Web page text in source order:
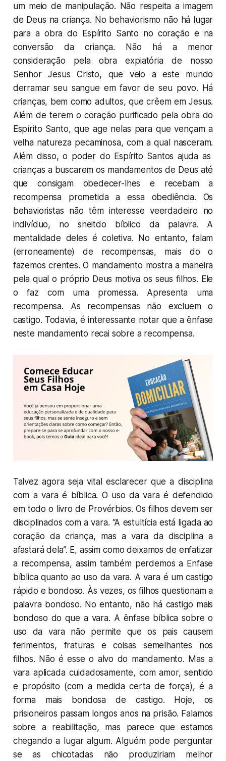
um meio de manipulação. Não respeita a imagem
de Deus na criança. No behaviorismo não há lugar
para a obra do Espírito Santo no coração e na
conversão da criança. Não há a menor
consideração pela obra expiatória de nosso
Senhor Jesus Cristo, que veio a este mundo
derramar seu sangue em favor de seu povo. Há
crianças, bem como adultos, que crêem em Jesus.
Além de terem o coração purificado pela obra do
Espírito Santo, que age nelas para que vençam a
velha natureza pecaminosa, com a qual nasceram.
Além disso, o poder do Espírito Santos ajuda as
crianças a buscarem os mandamentos de Deus até
que consigam obedecer-lhes e recebam a
recompensa prometida a essa obediência. Os
behavioristas não têm interesse veerdadeiro no
indivíduo, no sneitdo bíblico da palavra. A
mentalidade deles é coletiva. No entanto, falam
(erroneamente) de recompensas, mais do o
fazemos crentes. O mandamento mostra a maneira
pela qual o próprio Deus motiva os seus filhos. Ele
o faz com uma promessa. Apresenta uma
recompensa. As recompensas não excluem o
castigo. Todavia, é interessante notar que a ênfase
neste mandamento recai sobre a recompensa.
Talvez agora seja vital esclarecer que a disciplina
com a vara é bíblica. O uso da vara é defendido
em todo o livro de Provérbios. Os filhos devem ser
disciplinados com a vara. “A estultícia está ligada ao
coração da criança, mas a vara da disciplina a
afastará dela”. E, assim como deixamos de enfatizar
a recompensa, assim também perdemos a Enfase
bíblica quanto ao uso da vara. A vara é um castigo
rápido e bondoso. Às vezes, os filhos questionam a
palavra bondoso. No entanto, não há castigo mais
bondoso do que a vara. A ênfase bíblica sobre o
uso da vara não permite que os pais causem
ferimentos, fraturas e coisas semelhantes nos
filhos. Não é esse o alvo do mandamento. Mas a
vara aplicada cuidadosamente, com amor, sentido
e propósito (com a medida certa de força), é a
forma mais bondosa de castigo. Hoje, os
prisioneiros passam longos anos na prisão. Falamos
sobre a reabilitação, mas parece que estamos
chegando a lugar algum. Alguém pode perguntar
se as chicotadas não produziriam melhor